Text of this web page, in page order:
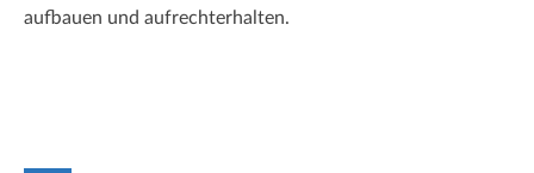
aufbauen und aufrechterhalten.